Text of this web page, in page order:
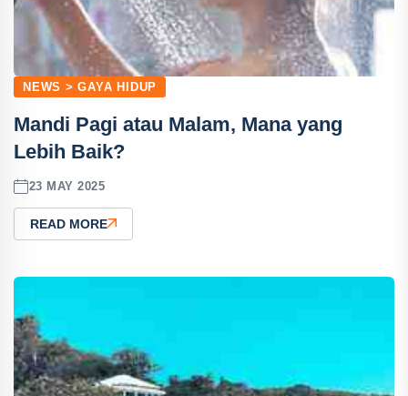
NEWS > GAYA HIDUP
Mandi Pagi atau Malam, Mana yang
Lebih Baik?
23 MAY 2025
READ MORE